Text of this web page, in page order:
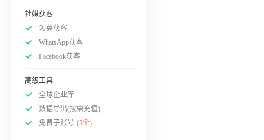
社媒获客
领英获客
WhatsApp获客
Facebook获客
高级工具
全球企业库
数据导出(按需充值)
免费子账号 (5个)